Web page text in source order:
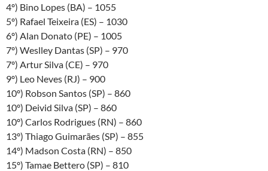
4º) Bino Lopes (BA) – 1055
5º) Rafael Teixeira (ES) – 1030
6º) Alan Donato (PE) – 1005
7º) Weslley Dantas (SP) – 970
7º) Artur Silva (CE) – 970
9º) Leo Neves (RJ) – 900
10º) Robson Santos (SP) – 860
10º) Deivid Silva (SP) – 860
10º) Carlos Rodrigues (RN) – 860
13º) Thiago Guimarães (SP) – 855
14º) Madson Costa (RN) – 850
15º) Tamae Bettero (SP) – 810